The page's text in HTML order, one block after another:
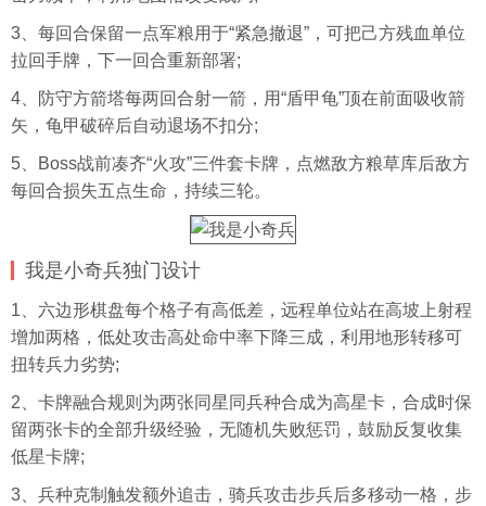
3、每回合保留一点军粮用于“紧急撤退”，可把己方残血单位
拉回手牌，下一回合重新部署;
4、防守方箭塔每两回合射一箭，用“盾甲龟”顶在前面吸收箭
矢，龟甲破碎后自动退场不扣分;
5、Boss战前凑齐“火攻”三件套卡牌，点燃敌方粮草库后敌方
每回合损失五点生命，持续三轮。
我是小奇兵独门设计
1、六边形棋盘每个格子有高低差，远程单位站在高坡上射程
增加两格，低处攻击高处命中率下降三成，利用地形转移可
扭转兵力劣势;
2、卡牌融合规则为两张同星同兵种合成为高星卡，合成时保
留两张卡的全部升级经验，无随机失败惩罚，鼓励反复收集
低星卡牌;
3、兵种克制触发额外追击，骑兵攻击步兵后多移动一格，步